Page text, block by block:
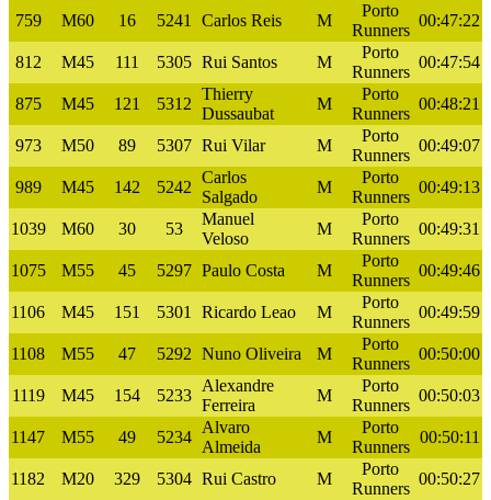
759 M60 16 5241 Carlos Reis M
Porto
Runners
00:47:22
812 M45 111 5305 Rui Santos M
Porto
Runners
00:47:54
875 M45 121 5312
Thierry
Dussaubat
M
Porto
Runners
00:48:21
973 M50 89 5307 Rui Vilar M
Porto
Runners
00:49:07
989 M45 142 5242
Carlos
Salgado
M
Porto
Runners
00:49:13
1039 M60 30 53
Manuel
Veloso
M
Porto
Runners
00:49:31
1075 M55 45 5297 Paulo Costa M
Porto
Runners
00:49:46
1106 M45 151 5301 Ricardo Leao M
Porto
Runners
00:49:59
1108 M55 47 5292 Nuno Oliveira M
Porto
Runners
00:50:00
1119 M45 154 5233
Alexandre
Ferreira
M
Porto
Runners
00:50:03
1147 M55 49 5234
Alvaro
Almeida
M
Porto
Runners
00:50:11
1182 M20 329 5304 Rui Castro M
Porto
Runners
00:50:27